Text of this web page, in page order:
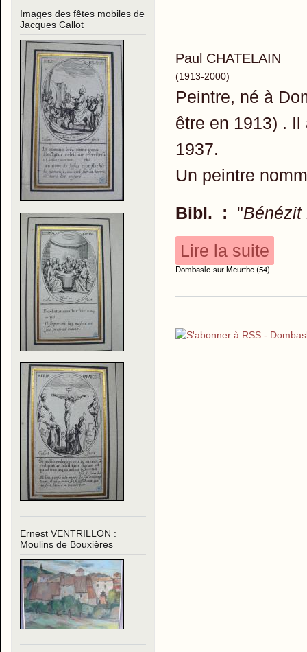
Images des fêtes mobiles de
Jacques Callot
Ernest VENTRILLON :
Moulins de Bouxières
Paul CHATELAIN
(1913-2000)
Peintre, né à
être en 1913) .
1937.
Un peintre
Bibl. : "Bénézit
Lire la suite
Dombasle-sur-Meurthe (54)